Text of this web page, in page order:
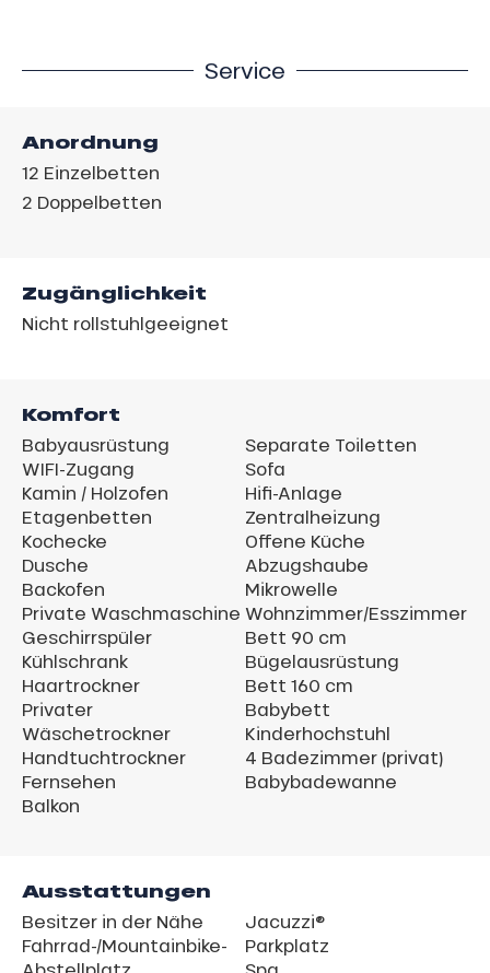
Service
Anordnung
12 Einzelbetten
2 Doppelbetten
Zugänglichkeit
Nicht rollstuhlgeeignet
Komfort
Babyausrüstung
WIFI-Zugang
Kamin / Holzofen
Etagenbetten
Kochecke
Dusche
Backofen
Private Waschmaschine
Geschirrspüler
Kühlschrank
Haartrockner
Privater
Wäschetrockner
Handtuchtrockner
Fernsehen
Balkon
Separate Toiletten
Sofa
Hifi-Anlage
Zentralheizung
Offene Küche
Abzugshaube
Mikrowelle
Wohnzimmer/Esszimmer
Bett 90 cm
Bügelausrüstung
Bett 160 cm
Babybett
Kinderhochstuhl
4 Badezimmer (privat)
Babybadewanne
Ausstattungen
Besitzer in der Nähe
Fahrrad-/Mountainbike-
Jacuzzi®
Parkplatz